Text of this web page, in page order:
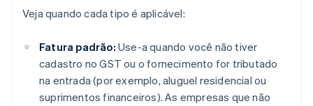
Veja quando cada tipo é aplicável:
Fatura padrão: Use-a quando você não tiver
cadastro no GST ou o fornecimento for tributado
na entrada (por exemplo, aluguel residencial ou
suprimentos financeiros). As empresas que não